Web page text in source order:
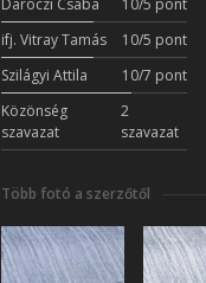
Daróczi Csaba 10/5 pont
ifj. Vitray Tamás
10/5 pont
Szilágyi Attila
10/7 pont
Közönség
szavazat
2
szavazat
Több fotó a szerzőtől